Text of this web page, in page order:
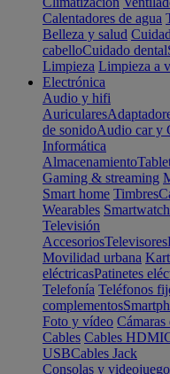
Calentadores de agua
Belleza y salud
cabelloCuidado dental
Limpieza Limpieza a
Electrónica
Audio y hifi
Auriculares
de sonidoAudio car y
Informática
Almacenamiento
Gaming & streaming
Smart home Timbres
Wearables
Televisión
AccesoriosTelevisores
Movilidad urbana
eléctricasPatinetes
Telefonía Teléfonos
complementos
Foto y vídeo Cámaras
Cables Cables HDMI
USBCables Jack
Consolas y